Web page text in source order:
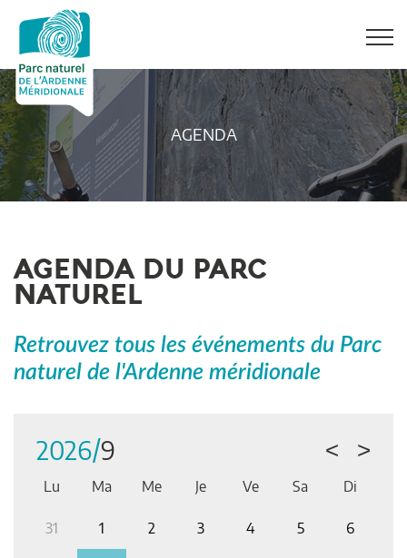
AGENDA
AGENDA DU PARC
NATUREL
Retrouvez tous les événements du Parc
naturel de l'Ardenne méridionale
2026/9 < >
Lu Ma Me Je Ve Sa Di
31 1 2 3 4 5 6